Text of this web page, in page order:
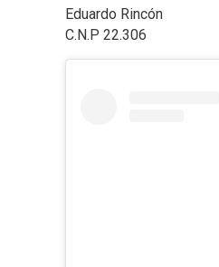
Eduardo Rincón
C.N.P 22.306